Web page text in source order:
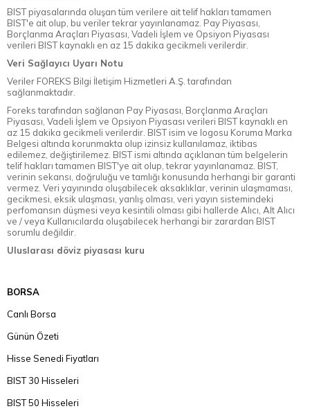
BIST piyasalarında oluşan tüm verilere ait telif hakları tamamen
BIST'e ait olup, bu veriler tekrar yayınlanamaz. Pay Piyasası,
Borçlanma Araçları Piyasası, Vadeli İşlem ve Opsiyon Piyasası
verileri BIST kaynaklı en az 15 dakika gecikmeli verilerdir.
Veri Sağlayıcı Uyarı Notu
Veriler FOREKS Bilgi İletişim Hizmetleri A.Ş. tarafından
sağlanmaktadır.
Foreks tarafından sağlanan Pay Piyasası, Borçlanma Araçları
Piyasası, Vadeli İşlem ve Opsiyon Piyasası verileri BIST kaynaklı en
az 15 dakika gecikmeli verilerdir. BIST isim ve logosu Koruma Marka
Belgesi altında korunmakta olup izinsiz kullanılamaz, iktibas
edilemez, değiştirilemez. BIST ismi altında açıklanan tüm belgelerin
telif hakları tamamen BIST'ye ait olup, tekrar yayınlanamaz. BIST,
verinin sekansı, doğruluğu ve tamlığı konusunda herhangi bir garanti
vermez. Veri yayınında oluşabilecek aksaklıklar, verinin ulaşmaması,
gecikmesi, eksik ulaşması, yanlış olması, veri yayın sistemindeki
perfomansın düşmesi veya kesintili olması gibi hallerde Alıcı, Alt Alıcı
ve / veya Kullanıcılarda oluşabilecek herhangi bir zarardan BIST
sorumlu değildir.
Uluslarası döviz piyasası kuru
BORSA
Canlı Borsa
Günün Özeti
Hisse Senedi Fiyatları
BIST 30 Hisseleri
BIST 50 Hisseleri